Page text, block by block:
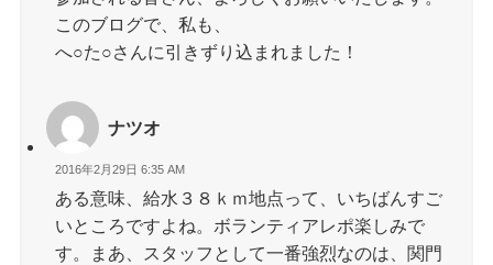
このブログで、私も、
へ○た○さんに引きずり込まれました！
ナツオ
2016年2月29日 6:35 AM
ある意味、給水３８ｋｍ地点って、いちばんすご
いところですよね。ボランティアレポ楽しみで
す。まあ、スタッフとして一番強烈なのは、関門